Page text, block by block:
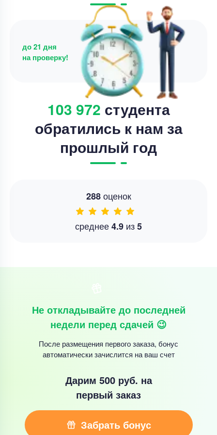
17 дней
до 21 дня
на проверку!
103 972 студента
обратились к нам за
прошлый год
288оценок
среднее4.9 из5
Не откладывайте до последней
недели перед сдачей 😉
После размещения первого заказа, бонус
автоматически зачислится на ваш счет
Дарим 500 руб. на
первый заказ
Забрать бонус